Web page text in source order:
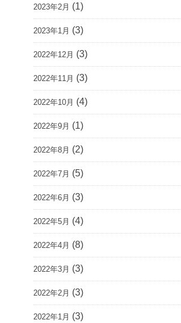
2023年2月 (1)
2023年1月 (3)
2022年12月 (3)
2022年11月 (3)
2022年10月 (4)
2022年9月 (1)
2022年8月 (2)
2022年7月 (5)
2022年6月 (3)
2022年5月 (4)
2022年4月 (8)
2022年3月 (3)
2022年2月 (3)
2022年1月 (3)